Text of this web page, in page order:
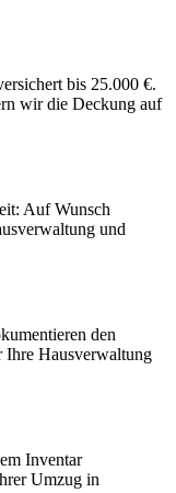
bis 25.000 €.
wir die Deckung auf
Auf Wunsch
und
den
Ihre Hausverwaltung
Inventar
Umzug in